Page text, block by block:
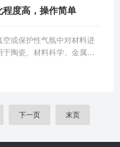
卤化氢气体转化为卤素离
他分析方法测定卤...
度高，操作简单
或保护性气氛中对材料进
陶瓷、材料科学、金属、
稳定性，适用于材料的烧
样品放置在炉管内部的坩
热炉管，从而对样品进行
下一页 末页